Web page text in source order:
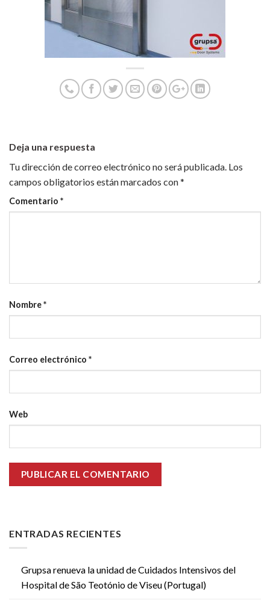
ENTRADAS RECIENTES
Grupsa renueva la unidad de Cuidados Intensivos del
Hospital de São Teotónio de Viseu (Portugal)
Deja una respuesta
Tu dirección de correo electrónico no será publicada. Los
campos obligatorios están marcados con*
Comentario *
Nombre*
Correo electrónico *
Web